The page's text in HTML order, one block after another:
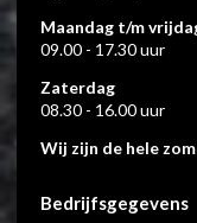
Maandag t/m
09.00 - 17.30 uur
Zaterdag
08.30 - 16.00 uur
Wij zijn de hele
Bedrijfsgegevens